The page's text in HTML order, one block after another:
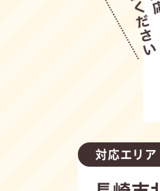
対応エリア